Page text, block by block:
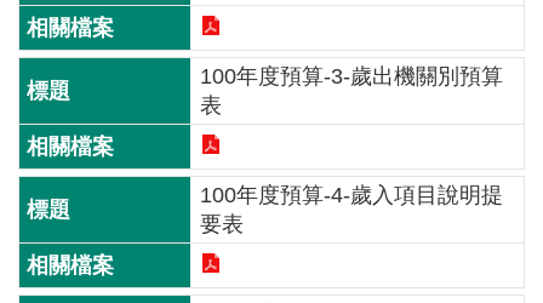
訊
息
快
遞
主
題
服
務
100年度預算-3-歲出機關別預算
表
100年度預算-4-歲入項目說明提
要表